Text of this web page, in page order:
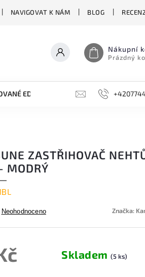
NAVIGOVAT K NÁM BLOG
Nákupní
Prázdný
EDICE BROUSKY, BRUSKY,
ZASTŘIHOVAČ
MODRÝ
Neohodnoceno Značka:
Skladem(5 ks)